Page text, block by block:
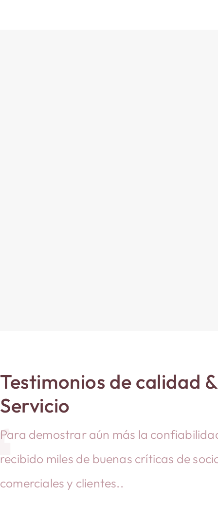
Testimonios de calidad &
Servicio
Para demostrar aún más la
recibido miles de buenas críticas de
comerciales y clientes..